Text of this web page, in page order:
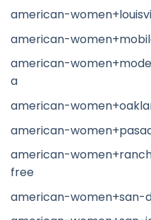
american-
american-
american-
a
american-
american-
american-
free
american-women+san-